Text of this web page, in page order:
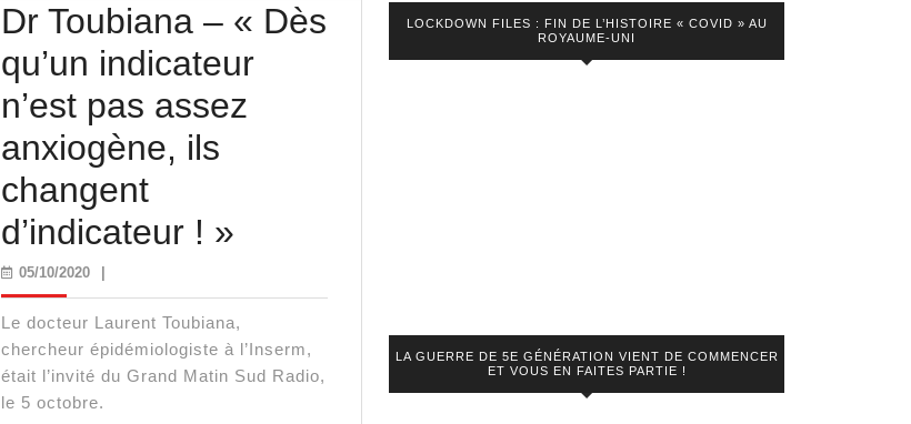
Dr Toubiana – « Dès
qu’un indicateur
n’est pas assez
anxiogène, ils
changent
d’indicateur ! »
« Dès
05/10/202005/10/2020
Le docteur Laurent Toubiana,
chercheur épidémiologiste à l’Inserm,
était l’invité du Grand Matin Sud Radio,
le 5 octobre.
LOCKDOWN FILES : FIN DE L’HISTOIRE « COVID » AU
ROYAUME-UNI
LA GUERRE DE 5E GÉNÉRATION VIENT DE COMMENCER
ET VOUS EN FAITES PARTIE !